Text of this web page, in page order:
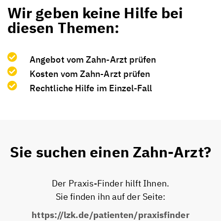
Wir geben keine Hilfe bei
diesen Themen:
Angebot vom Zahn-Arzt prüfen
Kosten vom Zahn-Arzt prüfen
Rechtliche Hilfe im Einzel-Fall
Sie suchen einen Zahn-Arzt?
Der Praxis-Finder hilft Ihnen.
Sie finden ihn auf der Seite:
https://lzk.de/patienten/praxisfinder